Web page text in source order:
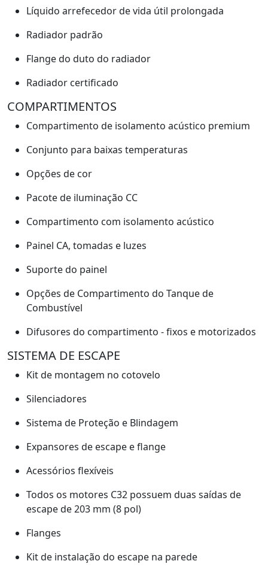
Líquido arrefecedor de vida útil prolongada
Radiador padrão
Flange do duto do radiador
Radiador certificado
COMPARTIMENTOS
Compartimento de isolamento acústico premium
Conjunto para baixas temperaturas
Opções de cor
Pacote de iluminação CC
Compartimento com isolamento acústico
Painel CA, tomadas e luzes
Suporte do painel
Opções de Compartimento do Tanque de
Combustível
Difusores do compartimento - fixos e motorizados
SISTEMA DE ESCAPE
Kit de montagem no cotovelo
Silenciadores
Sistema de Proteção e Blindagem
Expansores de escape e flange
Acessórios flexíveis
Todos os motores C32 possuem duas saídas de
escape de 203 mm (8 pol)
Flanges
Kit de instalação do escape na parede